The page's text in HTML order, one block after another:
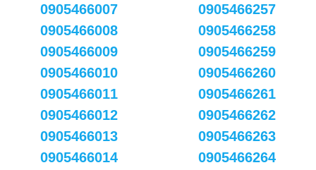
0905466007
0905466008
0905466009
0905466010
0905466011
0905466012
0905466013
0905466014
0905466257
0905466258
0905466259
0905466260
0905466261
0905466262
0905466263
0905466264